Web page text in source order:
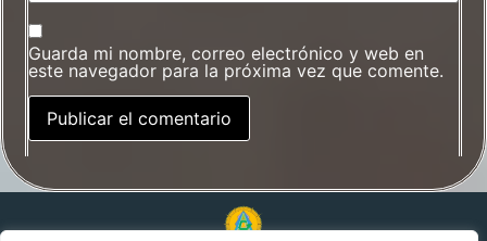
Guarda mi nombre, correo electrónico y web en
este navegador para la próxima vez que comente.